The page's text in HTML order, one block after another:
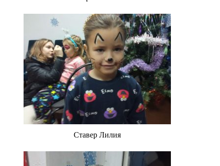
Ставер Лилия